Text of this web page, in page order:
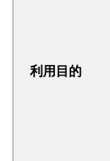
利用目的